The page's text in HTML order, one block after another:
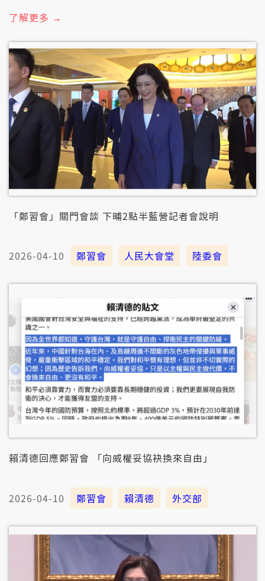
臺獨促進統一，就會予國際社會一種錯誤的訊息。陸委
會也發表聲明，強調鄭麗文所講的九二共識，是咧幫助
習會的內容違背臺灣主流民意。
了解更多 →
「鄭習會」關門會談 下晡2點半藍營記者會說明
2026-04-10 鄭習會 人民大會堂 陸委會
賴清德回應鄭習會 「向威權妥協袂換來自由」
2026-04-10 鄭習會 賴清德 外交部